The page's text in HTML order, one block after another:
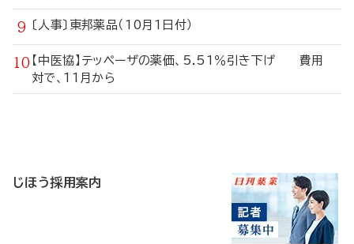
〔人事〕東邦薬品（10月1日付）
【中医協】テッペーザの薬価、5.51％引き下げ 費用
対で、11月から
じほう採用案内